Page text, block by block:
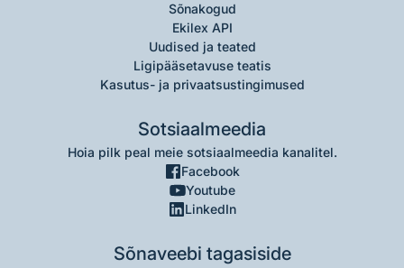
Sõnakogud
Ekilex API
Uudised ja teated
Ligipääsetavuse teatis
Kasutus- ja privaatsustingimused
Sotsiaalmeedia
Hoia pilk peal meie sotsiaalmeedia kanalitel.
Facebook
Youtube
LinkedIn
Sõnaveebi tagasiside